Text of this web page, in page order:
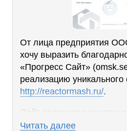
От лица предприятия
хочу выразить
«Прогресс Сайт»
реализацию уникального
http://reactormash.ru/.
Сайт получился
учтены все наши
Читать далее